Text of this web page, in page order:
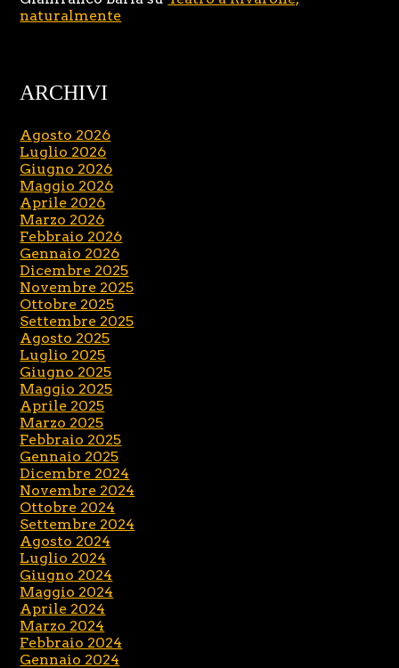
naturalmente
ARCHIVI
Agosto 2026
Luglio 2026
Giugno 2026
Maggio 2026
Aprile 2026
Marzo 2026
Febbraio 2026
Gennaio 2026
Dicembre 2025
Novembre 2025
Ottobre 2025
Settembre 2025
Agosto 2025
Luglio 2025
Giugno 2025
Maggio 2025
Aprile 2025
Marzo 2025
Febbraio 2025
Gennaio 2025
Dicembre 2024
Novembre 2024
Ottobre 2024
Settembre 2024
Agosto 2024
Luglio 2024
Giugno 2024
Maggio 2024
Aprile 2024
Marzo 2024
Febbraio 2024
Gennaio 2024